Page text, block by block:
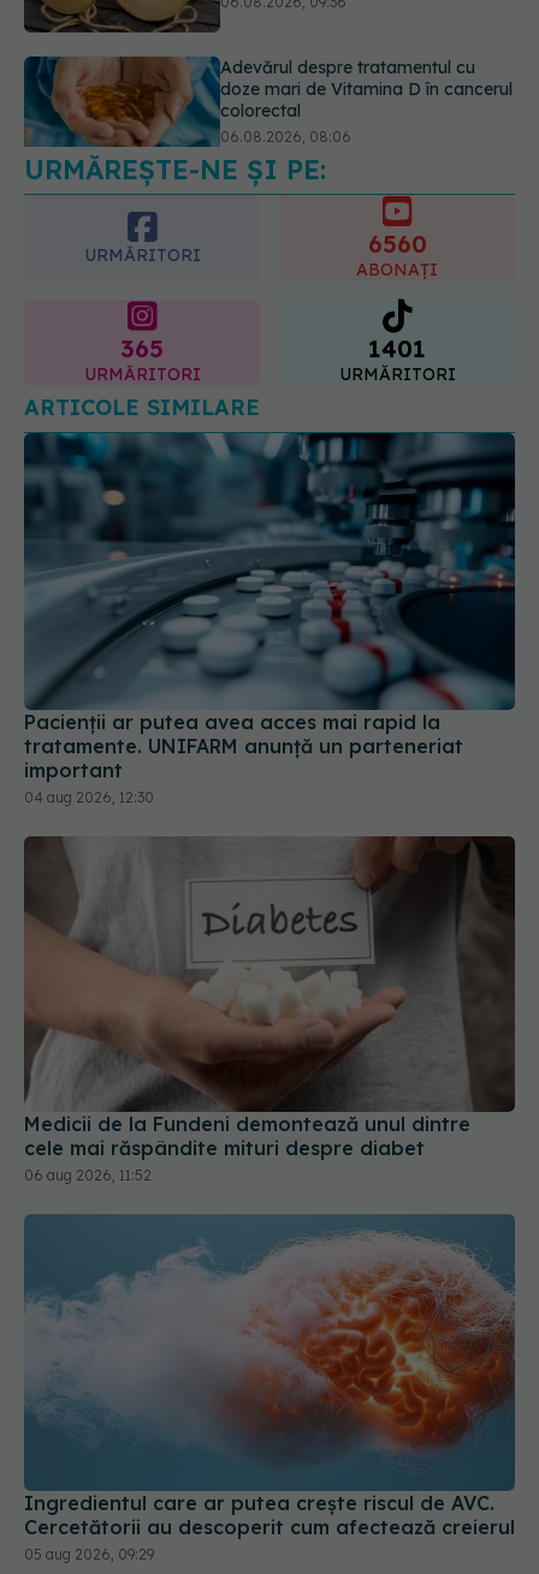
Trei lucruri pe care trebuie să le faci
după 45 de ani ca să întârzii
demența cu până la 13 ani
06.08.2026, 13:03
URMĂREȘTE-NE ȘI PE:
URMĂRITORI 6560
ABONAȚI
365
URMĂRITORI
1401
URMĂRITORI
ARTICOLE SIMILARE
Pacienții ar putea avea acces mai rapid la
tratamente. UNIFARM anunță un parteneriat
important
04 aug 2026, 12:30
Medicii de la Fundeni demontează unul dintre
cele mai răspândite mituri despre diabet
06 aug 2026, 11:52
Ingredientul care ar putea crește riscul de AVC.
Cercetătorii au descoperit cum afectează creierul
05 aug 2026, 09:29